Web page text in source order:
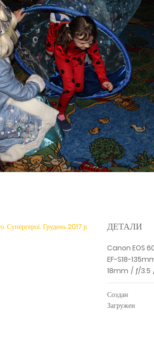
Супергерої. Грудень 2017 р. ДЕТАЛИ
Canon EOS
EF-S18-
18mm / ƒ/3.5
Создан
Загружен